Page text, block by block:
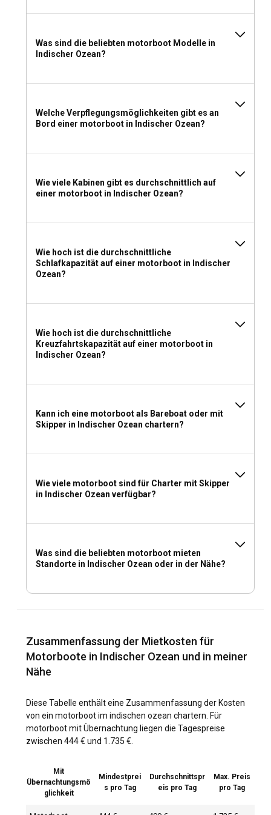
Die Lizenzanforderungen für einen Motorboot-Charter im
Landesbestimmungen ab. Beispielsweise verlangen die
nationale Qualifikation verfügen.
Was sollten Sie bei einem Motorbootverleih im
Sonnenschutzkleidung, Schwimmausrüstung,
Wasserschuhe, persönliche Gegenstände,
Unterhaltungsmöglichkeiten sollten zu Ihren
Indischen Ozean gehören.
Was sind die beliebten motorboot Modelle in
Indischer Ozean?
Welche Verpflegungsmöglichkeiten gibt es an
Bord einer motorboot in Indischer Ozean?
Wie viele Kabinen gibt es durchschnittlich auf
einer motorboot in Indischer Ozean?
Wie hoch ist die durchschnittliche
Schlafkapazität auf einer motorboot in Indischer
Ozean?
Wie hoch ist die durchschnittliche
Kreuzfahrtskapazität auf einer motorboot in
Indischer Ozean?
Kann ich eine motorboot als Bareboat oder mit
Skipper in Indischer Ozean chartern?
Wie viele motorboot sind für Charter mit Skipper
in Indischer Ozean verfügbar?
Was sind die beliebten motorboot mieten
Standorte in Indischer Ozean oder in der Nähe?
Zusammenfassung der Mietkosten für
Motorboote in Indischer Ozean und in meiner
Nähe
Diese Tabelle enthält eine Zusammenfassung der Kosten
von ein motorboot im indischen ozean chartern. Für
motorboot mit Übernachtung liegen die Tagespreise
zwischen 444 € und 1.735 €.
Mit
Übernachtungsmö
glichkeit
Mindestprei
s pro Tag
Durchschnittspr
eis pro Tag
Max. Preis
pro Tag